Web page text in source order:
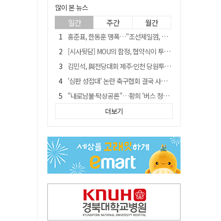
많이 본 뉴스
일간 주간 월간
홍준표, 한동훈 맹폭…"조선제일껌, 권력에 살고 권력에 죽었다"
[시사뒷담] MOU의 함정, 협약식이 투자 확정은 아니긴 해
김민석, 與전당대회 제주·인천 당원투표서 승리…누적 득표는 '초박빙'
'심판 성접대' 논란 축구협회 결국 사과…"깊이 반성, 쇄신하겠다"
"내로남불·탁상공론"…황희 '버스 청년주택' 제안에 與 내부서도 쓴소리
"경로당 통장에 비밀번호가 적혀 있다"…전국 돌며 경로당 13곳 턴 30대 구속
예안향교 대성전, '국가지정 보물로 지정'
휠체어 환자 발로 밀어 숨지게 한 70대 간병인…2심도 집행유예
박권현 청도군수, 국무총리에 "청도 물 공급 최대 3만t 늘려달라"
더보기